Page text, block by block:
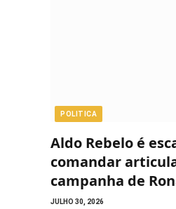
POLITICA
Aldo Rebelo é
comandar
campanha de
JULHO 30, 2026